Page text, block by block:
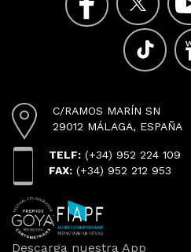
C/RAMOS MARÍN SN
29012 MÁLAGA, ESPAÑA
TELF: (+34) 952 224 109
FAX: (+34) 952 212 953
Descarga nuestra App